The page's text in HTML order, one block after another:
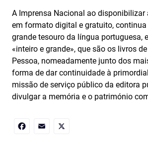
A Imprensa Nacional ao disponibilizar
em formato digital e gratuito, continua
grande tesouro da língua portuguesa,
«inteiro e grande», que são os livros
Pessoa, nomeadamente junto dos
forma de dar continuidade à
missão de serviço público da editora
divulgar a memória e o património